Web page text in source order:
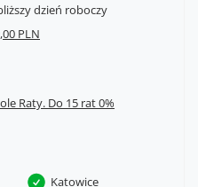
dzień roboczy
PLN
Raty.
Katowice